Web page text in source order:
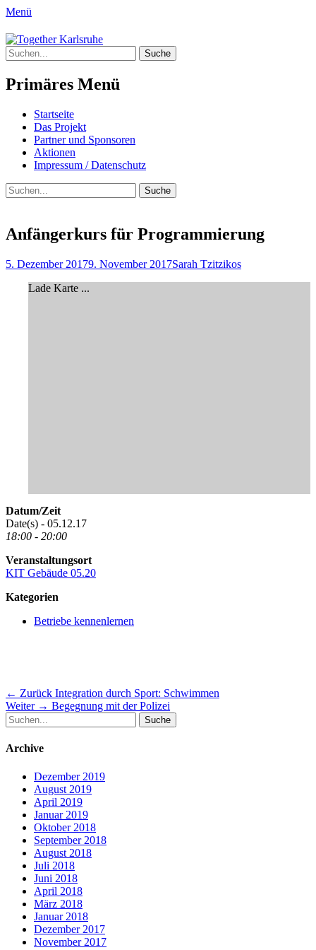
Menü
Together Karlsruhe
Integration von jungen Menschen mit
Fluchterfahrung und
Migrationshintergrund
Suche
nach:
Primäres Menü
Springe
zum
Inhalt
Startseite
Das Projekt
Partner und Sponsoren
Aktionen
Impressum / Datenschutz
Suchen
Suche
nach:
Anfängerkurs für Programmierung
Posted
5. Dezember 20179. November 2017Author
Sarah Tzitzikos
Lade Karte ...
Datum/Zeit
Date(s) - 05.12.17
18:00 - 20:00
Veranstaltungsort
KIT Gebäude 05.20
Kategorien
Betriebe kennenlernen
Beitragsnavigation
← Zurück Vorheriger
Beitrag:
Integration durch Sport: Schwimmen
Weiter → Nächster
Begegnung mit der Polizei
Suche
nach:
Archive
Dezember 2019
August 2019
April 2019
Januar 2019
Oktober 2018
September 2018
August 2018
Juli 2018
Juni 2018
April 2018
März 2018
Januar 2018
Dezember 2017
November 2017